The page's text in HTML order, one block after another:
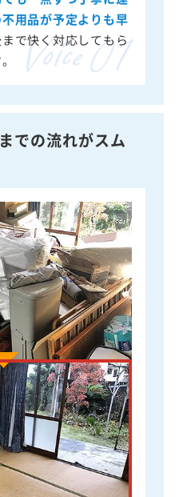
用品が予定よりも早
で快く対応してもら
での流れがスム